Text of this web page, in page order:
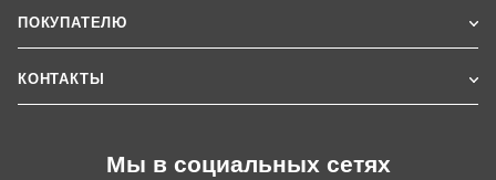
ПОКУПАТЕЛЮ
КОНТАКТЫ
Мы в социальных сетях